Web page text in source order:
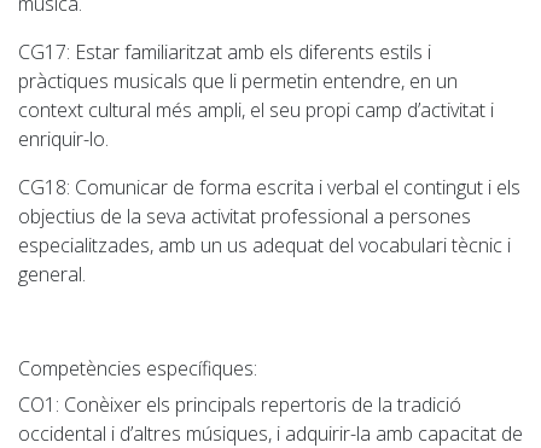
CG17: Estar familiaritzat amb els diferents estils i
pràctiques musicals que li permetin entendre, en un
context cultural més ampli, el seu propi camp d’activitat i
enriquir-lo.
CG18: Comunicar de forma escrita i verbal el contingut i els
objectius de la seva activitat professional a persones
especialitzades, amb un us adequat del vocabulari tècnic i
general.
Competències específiques:
CO1 : Conèixer els principals repertoris de la tradició
occidental i d’altres músiques, i adquirir-la amb capacitat de